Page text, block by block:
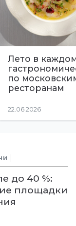
Лето в
по
ресторанам
22.06.2026
до 40 %:
площадки